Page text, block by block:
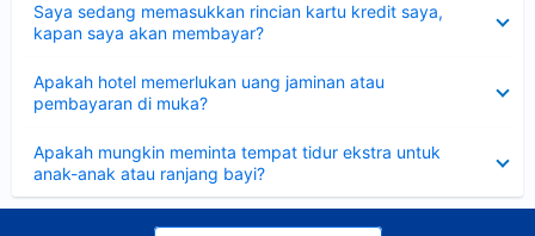
Saya sedang memasukkan rincian kartu kredit saya,
kapan saya akan membayar?
Apakah hotel memerlukan uang jaminan atau
pembayaran di muka?
Apakah mungkin meminta tempat tidur ekstra untuk
anak-anak atau ranjang bayi?